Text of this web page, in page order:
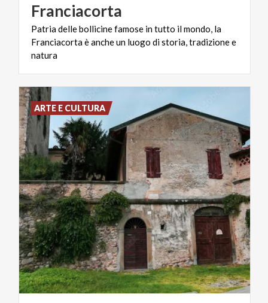
Franciacorta
Patria delle bollicine famose in tutto il mondo, la
Franciacorta è anche un luogo di storia, tradizione e
natura
ARTE E CULTURA